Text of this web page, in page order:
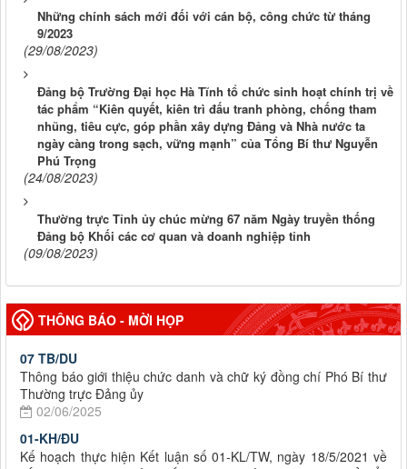
Những chính sách mới đối với cán bộ, công chức từ tháng
9/2023
(29/08/2023)
Đảng bộ Trường Đại học Hà Tĩnh tổ chức sinh hoạt chính trị về
tác phẩm “Kiên quyết, kiên trì đấu tranh phòng, chống tham
nhũng, tiêu cực, góp phần xây dựng Đảng và Nhà nước ta
ngày càng trong sạch, vững mạnh” của Tổng Bí thư Nguyễn
Phú Trọng
(24/08/2023)
Thường trực Tỉnh ủy chúc mừng 67 năm Ngày truyền thống
Đảng bộ Khối các cơ quan và doanh nghiệp tỉnh
(09/08/2023)
THÔNG BÁO - MỜI HỌP
07 TB/DU
Thông báo giới thiệu chức danh và chữ ký đồng chí Phó Bí thư
Thường trực Đảng ủy
02/06/2025
01-KH/ĐU
Kế hoạch thực hiện Kết luận số 01-KL/TW, ngày 18/5/2021 về